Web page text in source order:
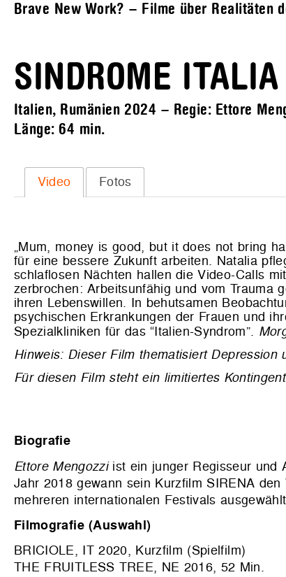
Brave New Work? – Filme über Realitäten
SINDROME ITALIA
Italien, Rumänien 2024 – Regie: Ettore
Länge:64 min.
Video Fotos
„Mum, money is good, but it does not bring
für eine bessere Zukunft arbeiten. Natalia
schlaflosen Nächten hallen die Video-Calls
zerbrochen: Arbeitsunfähig und vom Trauma
ihren Lebenswillen. In behutsamen
psychischen Erkrankungen der Frauen und
Spezialkliniken für das “Italien-Syndrom”.
Hinweis: Dieser Film thematisiert Depression
Für diesen Film steht ein limitiertes
Biografie
Ettore Mengozzi ist ein junger Regisseur und
Jahr 2018 gewann sein Kurzfilm SIRENA
mehreren internationalen Festivals
Filmografie (Auswahl)
BRICIOLE, IT 2020, Kurzfilm (Spielfilm)
THE FRUITLESS TREE, NE 2016, 52 Min.